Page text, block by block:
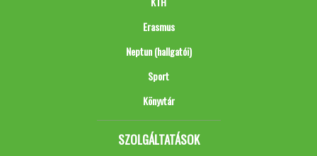
Erasmus
Neptun (hallgatói)
Sport
Könyvtár
SZOLGÁLTATÁSOK